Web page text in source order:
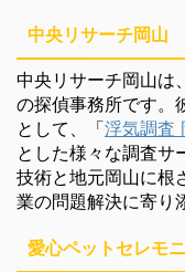
中央リサーチ岡山
中央リサーチ岡山は
の探偵事務所です。
として、「浮気調査
とした様々な調査サ
技術と地元岡山に根
業の問題解決に寄り
愛心ペットセレモ